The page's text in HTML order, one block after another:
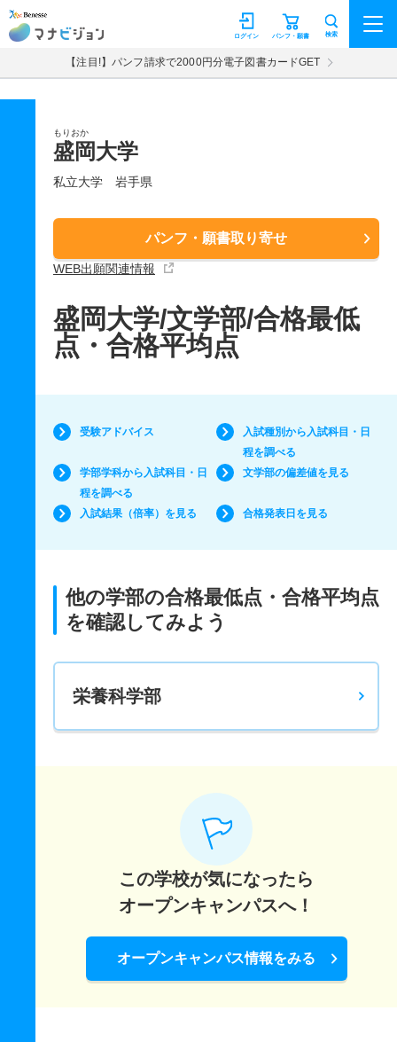
マナビジョン パンフ・願書
ログイン 検索
【注目!】パンフ請求で2000円分電子図書カードGET
もりおか
盛岡大学
私立大学 岩手県
パンフ・願書取り寄せ
WEB出願関連情報
盛岡大学/文学部/合格最低
点・合格平均点
受験アドバイス
入試種別から入試科目・日
程を調べる
学部学科から入試科目・日
程を調べる
文学部の偏差値を見る
入試結果（倍率）を見る 合格発表日を見る
他の学部の合格最低点・合格平均点
を確認してみよう
栄養科学部
この学校が気になったら
オープンキャンパスへ！
オープンキャンパス情報をみる